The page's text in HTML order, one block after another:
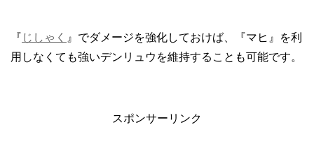
『 じしゃく 』でダメージを強化しておけば、『マヒ』を利
用しなくても強いデンリュウを維持することも可能です。
スポンサーリンク